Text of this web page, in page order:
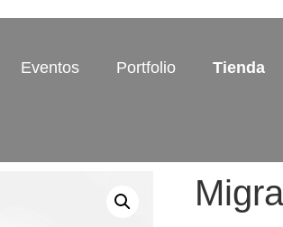
Eventos Portfolio Tienda